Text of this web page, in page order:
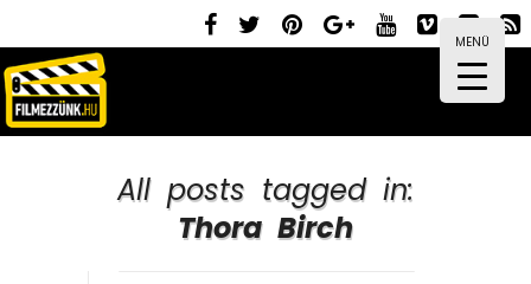
MENÜ
All posts tagged in:
Thora Birch